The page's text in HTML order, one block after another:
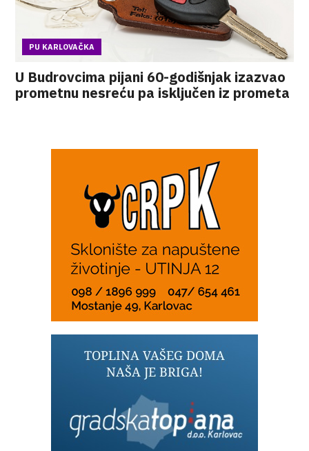
PU KARLOVAČKA
U Budrovcima pijani 60-godišnjak izazvao
prometnu nesreću pa isključen iz prometa